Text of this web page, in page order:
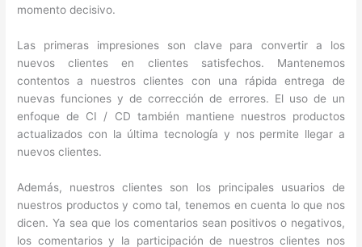
momento decisivo.
Las primeras impresiones son clave para convertir a los
nuevos clientes en clientes satisfechos. Mantenemos
contentos a nuestros clientes con una rápida entrega de
nuevas funciones y de corrección de errores. El uso de un
enfoque de CI / CD también mantiene nuestros productos
actualizados con la última tecnología y nos permite llegar a
nuevos clientes.
Además, nuestros clientes son los principales usuarios de
nuestros productos y como tal, tenemos en cuenta lo que nos
dicen. Ya sea que los comentarios sean positivos o negativos,
los comentarios y la participación de nuestros clientes nos